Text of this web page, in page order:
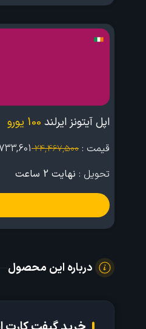
اپل آیتونز ایرلند 100 یورو
قیمت : 24,467,500
تحویل : نهایت 2 ساعت
درباره این محصول